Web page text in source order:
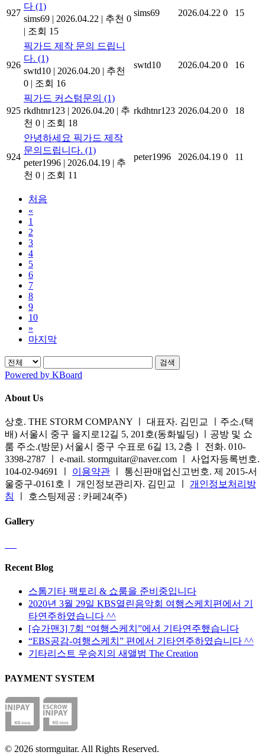
927
다 (1)
sims69 | 2026.04.22 | 추천 0
| 조회 15
sims69 2026.04.22 0 15
926
픽가드 제작 문의 드립니
다. (1)
swtd10 | 2026.04.20 | 추천
0 | 조회 16
swtd10 2026.04.20 0 16
925
픽가드 커스텀문의 (1)
rkdhtnr123 | 2026.04.20 | 추
천 0 | 조회 18
rkdhtnr123 2026.04.20 0 18
924
안녕하세요 픽가드 제작
문의드립니다. (1)
peter1996 | 2026.04.19 | 추
천 0 | 조회 11
peter1996 2026.04.19 0 11
처음
«
1
2
3
4
5
6
7
8
9
10
»
마지막
검색
Powered by KBoard
About Us
상호. THE STORM COMPANY ㅣ 대표자. 김민교 ㅣ주소.(택
배) 서울시 중구 을지로12길 5, 201호(동화빌딩) ㅣ공방 및 쇼
룸 주소.(방문) 서울시 중구 수표로 6길 13, 2층ㅣ 전화. 010-
3398-2787 ㅣ e-mail. stormguitar@naver.com ㅣ 사업자등록번호.
104-02-94691 ㅣ 이용약관 ㅣ 통신판매업신고번호. 제 2015-서
울중구-0161호ㅣ 개인정보관리자. 김민교 ㅣ 개인정보처리방
침
ㅣ 호스팅제공 : 카페24(주)
Gallery
Recent Blog
스톰기타 팩토리 & 쇼룸을 준비중입니다
2020년 3월 29일 KBS열린음악회 여행스케치편에서 기
타연주하였습니다 ^^
[슈가맨3] 7회 “여행스케치”에서 기타연주했습니다
“EBS공감-여행스케치” 편에서 기타연주하였습니다 ^^
기타리스트 우승지의 새앨범 The Creation
PAYMENT SYSTEM
© 2026 stormguitar. All Rights Reserved.